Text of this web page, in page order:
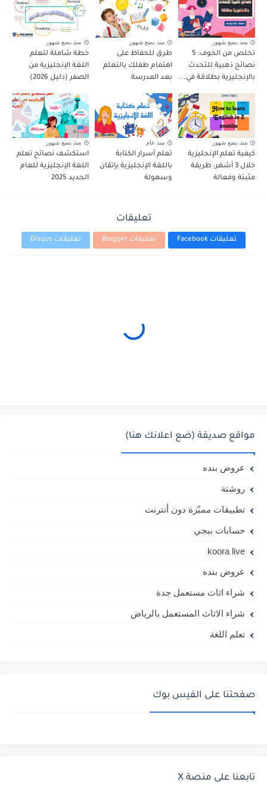
منذ بضع شهور
تخلص من الخوف: 5
نصائح ذهبية للتحدث
بالإنجليزية بطلاقة في...
منذ بضع شهور
طرق للحفاظ على
اهتمام طفلك بالتعلم
بعد المدرسة
منذ بضع شهور
خطة شاملة لتعلم
اللغة الإنجليزية من
الصفر (دليل 2026)
منذ بضع شهور
كيفية تعلم الإنجليزية
خلال 3 أشهر: طريقة
مثبتة وفعالة
منذ عام
تعلم أسرار الكتابة
باللغة الإنجليزية بإتقان
وسهولة
منذ بضع شهور
استكشف نصائح تعلم
اللغة الإنجليزية للعام
الجديد 2025
تعليقات
تعليقات Facebook تعليقات Blogger تعليقات Disqus
مواقع صديقة (ضع اعلانك هنا)
عروض بنده
روشتة
تطبيقات مميّزة دون أنترنت
حسابات ببجي
koora live
عروض بنده
شراء اثاث مستعمل جدة
شراء الاثاث المستعمل بالرياض
تعلم اللغة
صفحتنا على الفيس بوك
تابعنا على منصة X